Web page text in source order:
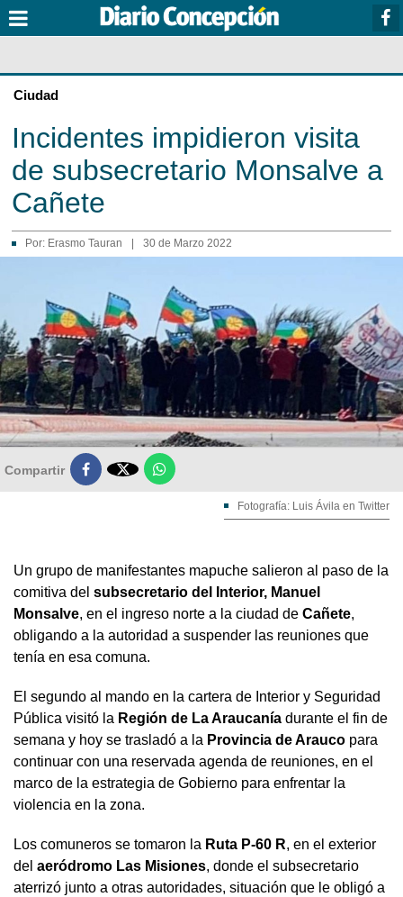
Ciudad
Incidentes impidieron visita
de subsecretario Monsalve a
Cañete
Por: Erasmo Tauran 30 de Marzo 2022
Compartir 
Fotografía: Luis Ávila en Twitter
Un grupo de manifestantes mapuche salieron al paso de la
comitiva del subsecretario del Interior, Manuel
Monsalve, en el ingreso norte a la ciudad de Cañete,
obligando a la autoridad a suspender las reuniones que
tenía en esa comuna.
El segundo al mando en la cartera de Interior y Seguridad
Pública visitó la Región de La Araucanía durante el fin de
semana y hoy se trasladó a la Provincia de Arauco para
continuar con una reservada agenda de reuniones, en el
marco de la estrategia de Gobierno para enfrentar la
violencia en la zona.
Los comuneros se tomaron la Ruta P-60 R, en el exterior
del aeródromo Las Misiones, donde el subsecretario
aterrizó junto a otras autoridades, situación que le obligó a